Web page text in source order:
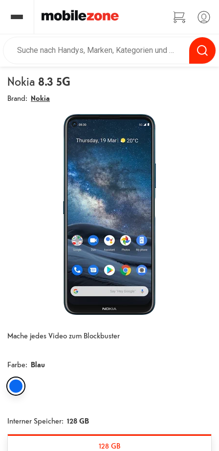
Nokia 8.3 5G
Brand: Nokia
Mache jedes Video zum Blockbuster
Farbe: Blau
Interner Speicher: 128 GB
128 GB